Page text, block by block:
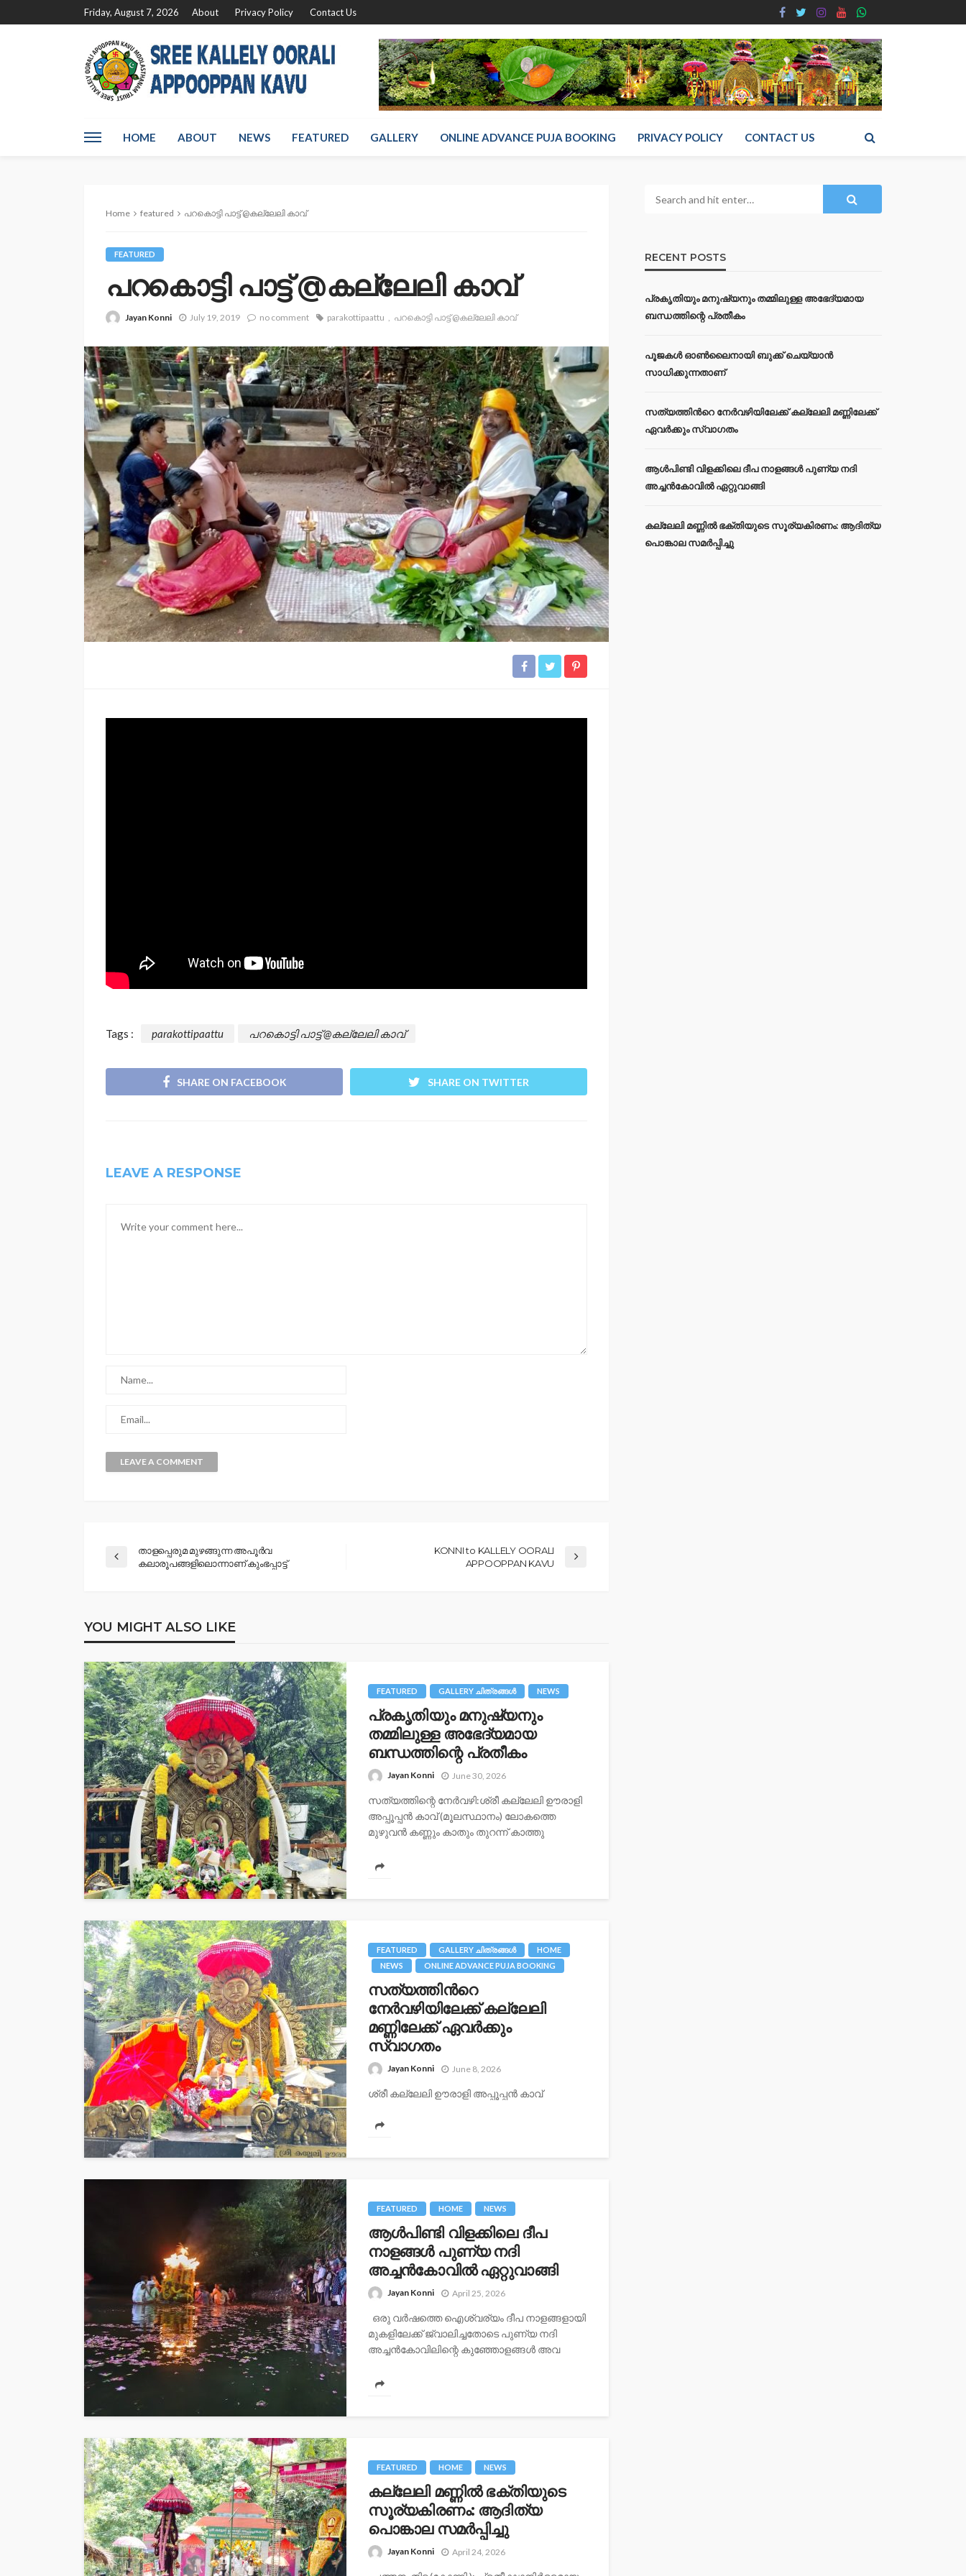
Friday, August 7, 2026 About Privacy Policy Contact Us
HOME ABOUT NEWS FEATURED GALLERY ONLINE ADVANCE PUJA BOOKING PRIVACY POLICY CONTACT US
Home featured പറകൊട്ടി പാട്ട് @കല്ലേലി കാവ്
FEATURED
പറകൊട്ടി പാട്ട് @കല്ലേലി കാവ്
Jayan Konni July 19, 2019 no comment parakottipaattu പറകൊട്ടി പാട്ട് @കല്ലേലി കാവ്
Tags : parakottipaattu പറകൊട്ടി പാട്ട് @കല്ലേലി കാവ്
SHARE ON FACEBOOK SHARE ON TWITTER
LEAVE A RESPONSE
താളപ്പെരുമ മുഴങ്ങുന്ന അപൂർവ
കലാരൂപങ്ങളിലൊന്നാണ് കുംഭപ്പാട്ട്
KONNI to KALLELY OORALI
APPOOPPAN KAVU
YOU MIGHT ALSO LIKE
FEATURED GALLERY ചിത്രങ്ങള്‍ NEWS
പ്രകൃതിയും മനുഷ്യനും
തമ്മിലുള്ള അഭേദ്യമായ
ബന്ധത്തിന്റെ പ്രതീകം
Jayan Konni June 30, 2026
സത്യത്തിന്റെ നേർവഴി:ശ്രീ കല്ലേലി ഊരാളി
അപ്പൂപ്പൻ കാവ് (മൂലസ്ഥാനം) ലോകത്തെ
മുഴുവൻ കണ്ണും കാതും തുറന്ന് കാത്തു
ശ്രീ കല്ലേലി ഊരാളി...
FEATURED GALLERY ചിത്രങ്ങള്‍
HOME
NEWS
ONLINE ADVANCE PUJA BOOKING
സത്യത്തിന്‍റെ
നേര്‍വഴിയിലേക്ക് കല്ലേലി
മണ്ണിലേക്ക് ഏവർക്കും
സ്വാഗതം
Jayan Konni June 8, 2026
ശ്രീ കല്ലേലി ഊരാളി അപ്പൂപ്പന്‍ കാവ്
,കോന്നി (പിഒ ), പത്തനംതിട്ട ജില്ല ,കേരളം പിന്‍
FEATURED HOME NEWS
ആൾപിണ്ടി വിളക്കിലെ ദീപ
നാളങ്ങൾ പുണ്യ നദി
അച്ചൻകോവിൽ ഏറ്റുവാങ്ങി
Jayan Konni April 25, 2026
ഒരു വർഷത്തെ ഐശ്വര്യം ദീപ നാളങ്ങളായി
മുകളിലേക്ക് ജ്വാലിച്ചതോടെ പുണ്യ നദി
അച്ചൻകോവിലിന്റെ കുഞ്ഞോളങ്ങൾ അവ
മലകൾക്ക് അധിപനായ കോന്നി കല്ലേലി...
FEATURED HOME NEWS
കല്ലേലി മണ്ണില്‍ ഭക്തിയുടെ
സൂര്യകിരണം: ആദിത്യ
പൊങ്കാല സമര്‍പ്പിച്ചു
Jayan Konni April 24, 2026
RECENT POSTS
പ്രകൃതിയും മനുഷ്യനും തമ്മിലുള്ള അഭേദ്യമായ
ബന്ധത്തിന്റെ പ്രതീകം
പൂജകൾ ഓൺലൈനായി ബുക്ക് ചെയ്യാൻ
സാധിക്കുന്നതാണ്
സത്യത്തിന്‍റെ നേര്‍വഴിയിലേക്ക് കല്ലേലി മണ്ണിലേക്ക്
ഏവർക്കും സ്വാഗതം
ആൾപിണ്ടി വിളക്കിലെ ദീപ നാളങ്ങൾ പുണ്യ നദി
അച്ചൻകോവിൽ ഏറ്റുവാങ്ങി
കല്ലേലി മണ്ണില്‍ ഭക്തിയുടെ സൂര്യകിരണം: ആദിത്യ
പൊങ്കാല സമര്‍പ്പിച്ചു